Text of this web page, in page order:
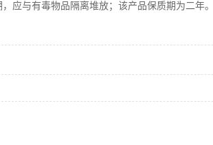
应与有毒物品隔离堆放；该产品保质期为二年。